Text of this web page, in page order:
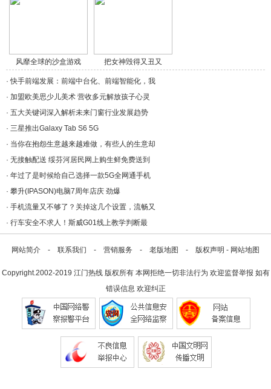
风靡全球的沙盒游戏
《/a>
把女神毁得又丑又
秃，/a>
·快手前端发展：前端中台化、前端智能化，我
· 加盟欧美思少儿美术 营收多元解放孩子心灵
· 五大关键词深入解析未来门窗行业发展趋势
· 三星推出Galaxy Tab S6 5G
· 当你在抱怨生意越来越难做，有些人的生意却
· 无接触配送 绥芬河居民网上购生鲜免费送到
· 年过了是时候给自己选择一款5G全网通手机
· 攀升(IPASON)电脑7周年店庆 劲爆
· 手机流量又不够了？关掉这几个设置，流畅又
· 行车安全不求人！斯威G01线上教学判断最
网站简介 - 联系我们 - 营销服务 - 老版地图 - 版权声明 - 网站地图
Copyright.2002-2019 江门热线版权所有 本网拒绝一切非法行为 欢迎监督举报 如有
错误信息 欢迎纠正